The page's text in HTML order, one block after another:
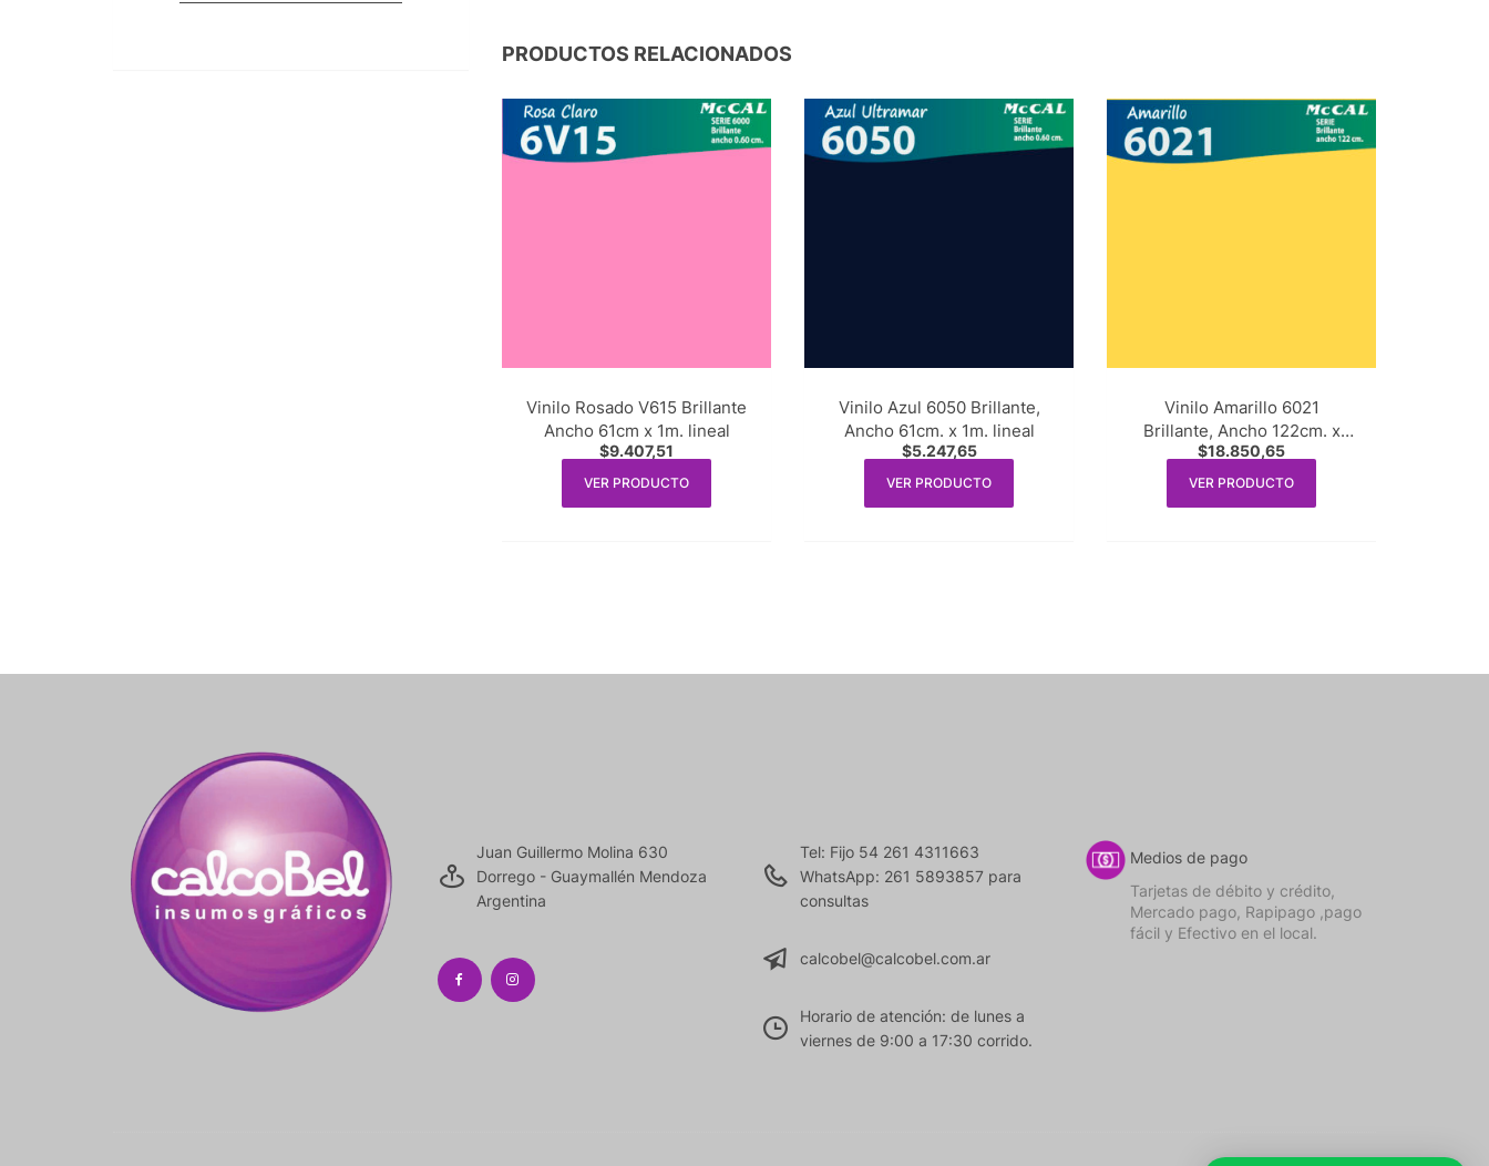
PRODUCTOS RELACIONADOS
Vinilo Rosado V615 Brillante
Ancho 61cm x 1m. lineal
$9.407,51
VER PRODUCTO
Vinilo Azul 6050 Brillante,
Ancho 61cm. x 1m. lineal
$5.247,65
VER PRODUCTO
Vinilo Amarillo 6021
Brillante, Ancho 122cm. x
1m. lineal
$18.850,65
VER PRODUCTO
Juan Guillermo Molina 630
Dorrego - Guaymallén Mendoza
Argentina
Tel: Fijo 54 261 4311663
WhatsApp: 261 5893857 para
consultas
calcobel@calcobel.com.ar
Horario de atención: de lunes a
viernes de 9:00 a 17:30 corrido.
Medios de pago
Tarjetas de débito y crédito,
Mercado pago, Rapipago ,pago
fácil y Efectivo en el local.